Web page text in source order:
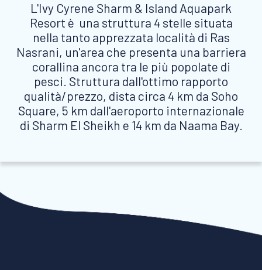
L'Ivy Cyrene Sharm & Island Aquapark
Resort è una struttura 4 stelle situata
nella tanto apprezzata località di Ras
Nasrani, un'area che presenta una barriera
corallina ancora tra le più popolate di
pesci. Struttura dall'ottimo rapporto
qualità/prezzo, dista circa 4 km da Soho
Square, 5 km dall'aeroporto internazionale
di Sharm El Sheikh e 14 km da Naama Bay.